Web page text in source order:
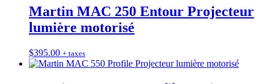
Martin MAC 250 Entour Projecteur
lumière motorisé
$395.00 + taxes